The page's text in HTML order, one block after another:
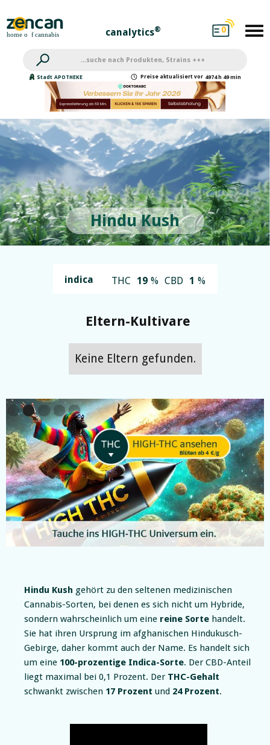
canalytics® 0
Stadt APOTHEKE Preise aktualisiert vor 4974 h 49 min
Hindu Kush
indica THC 19 % CBD 1 %
Eltern-Kultivare
Keine Eltern gefunden.
Hindu Kush gehört zu den seltenen medizinischen
Cannabis-Sorten, bei denen es sich nicht um Hybride,
sondern wahrscheinlich um eine reine Sorte handelt.
Sie hat ihren Ursprung im afghanischen Hindukusch-
Gebirge, daher kommt auch der Name. Es handelt sich
um eine 100-prozentige Indica-Sorte. Der CBD-Anteil
liegt maximal bei 0,1 Prozent. Der THC-Gehalt
schwankt zwischen 17 Prozent und 24 Prozent.